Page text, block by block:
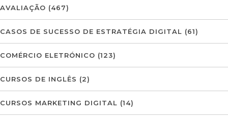
AVALIAÇÃO (467)
CASOS DE SUCESSO DE ESTRATÉGIA DIGITAL (61)
COMÉRCIO ELETRÓNICO (123)
CURSOS DE INGLÊS (2)
CURSOS MARKETING DIGITAL (14)